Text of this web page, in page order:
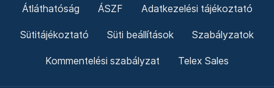
Átláthatóság ÁSZF Adatkezelési tájékoztató
Sütitájékoztató Süti beállítások Szabályzatok
Kommentelési szabályzat Telex Sales